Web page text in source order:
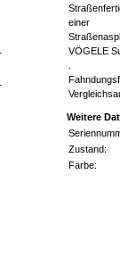
einer
VÖGELE
Weitere
Zustand:
Farbe: